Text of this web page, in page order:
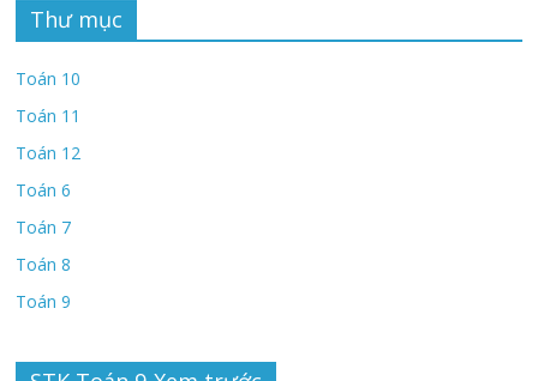
Thư mục
Toán 10
Toán 11
Toán 12
Toán 6
Toán 7
Toán 8
Toán 9